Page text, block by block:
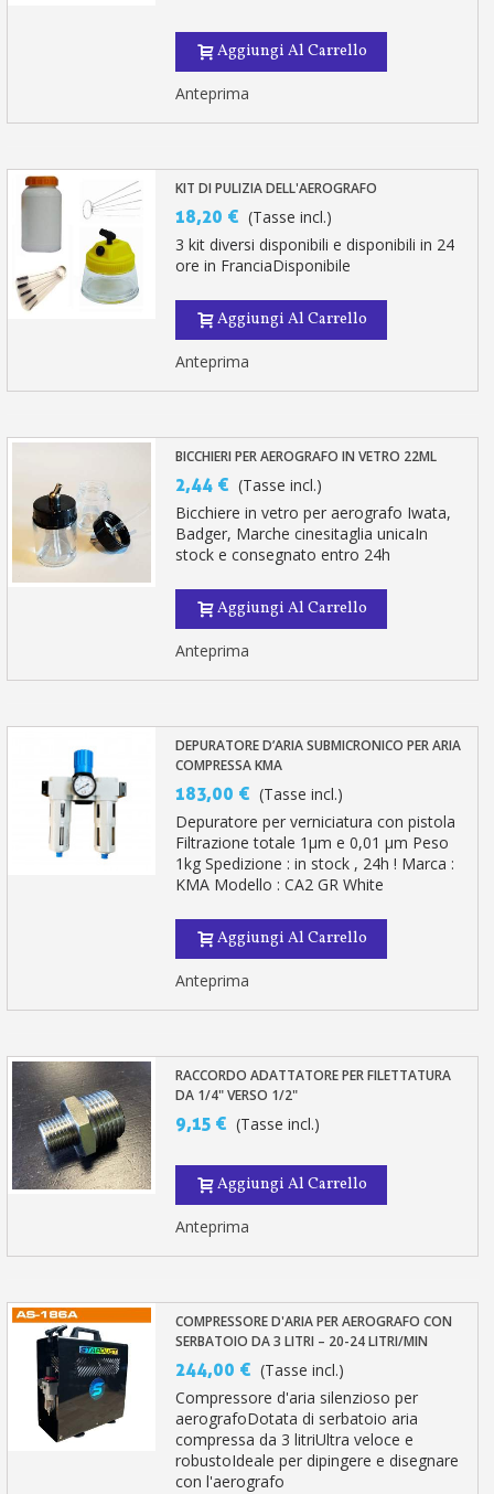
Aggiungi Al Carrello
Anteprima
KIT DI PULIZIA DELL'AEROGRAFO
18,20 € (Tasse incl.)
3 kit diversi disponibili e disponibili in 24
ore in FranciaDisponibile
Aggiungi Al Carrello
Anteprima
BICCHIERI PER AEROGRAFO IN VETRO 22ML
2,44 € (Tasse incl.)
Bicchiere in vetro per aerografo Iwata,
Badger, Marche cinesitaglia unicaIn
stock e consegnato entro 24h
Aggiungi Al Carrello
Anteprima
DEPURATORE D’ARIA SUBMICRONICO PER ARIA
COMPRESSA KMA
183,00 € (Tasse incl.)
Depuratore per verniciatura con pistola
Filtrazione totale 1µm e 0,01 µm Peso
1kg Spedizione : in stock , 24h ! Marca :
KMA Modello : CA2 GR White
Aggiungi Al Carrello
Anteprima
RACCORDO ADATTATORE PER FILETTATURA
DA 1/4" VERSO 1/2"
9,15 € (Tasse incl.)
Aggiungi Al Carrello
Anteprima
COMPRESSORE D'ARIA PER AEROGRAFO CON
SERBATOIO DA 3 LITRI – 20-24 LITRI/MIN
244,00 € (Tasse incl.)
Compressore d'aria silenzioso per
aerografoDotata di serbatoio aria
compressa da 3 litriUltra veloce e
robustoIdeale per dipingere e disegnare
con l'aerografo